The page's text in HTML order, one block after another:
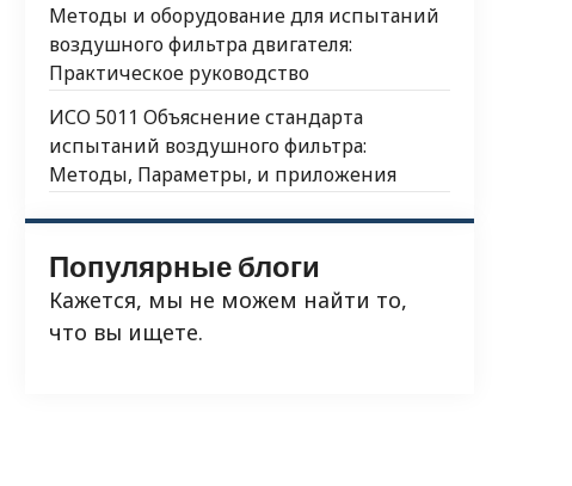
Методы и оборудование для испытаний
воздушного фильтра двигателя:
Практическое руководство
ИСО 5011 Объяснение стандарта
испытаний воздушного фильтра:
Методы, Параметры, и приложения
Популярные блоги
Кажется, мы не можем найти то,
что вы ищете.